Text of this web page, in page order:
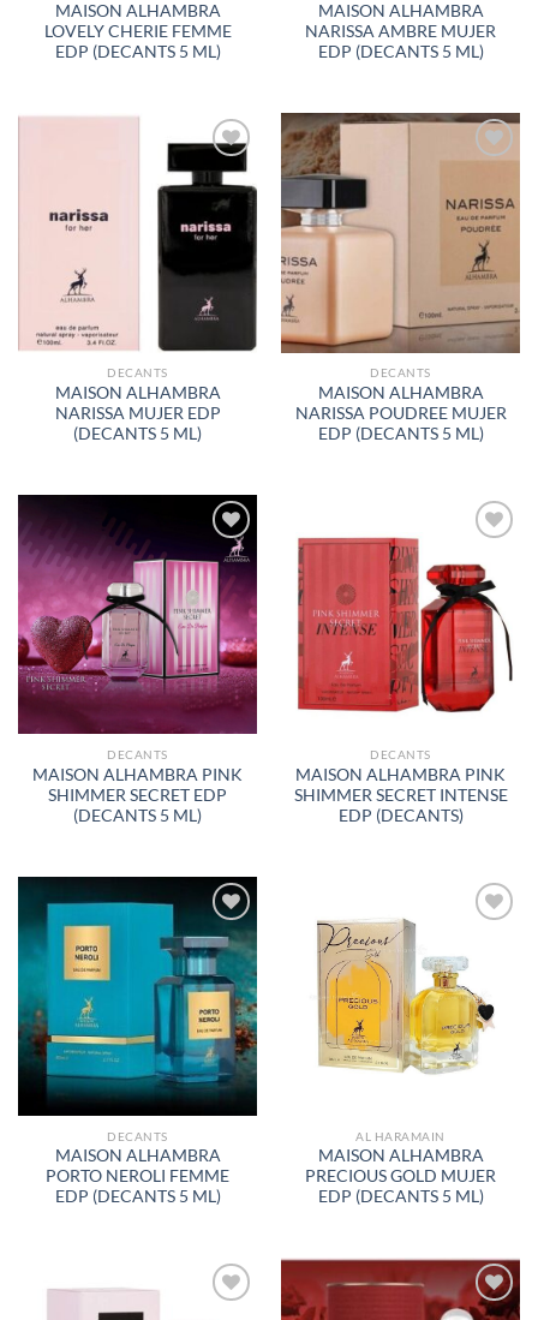
MAISON ALHAMBRA
LOVELY CHERIE FEMME
EDP (DECANTS 5 ML)
MAISON ALHAMBRA
NARISSA AMBRE MUJER
EDP (DECANTS 5 ML)
AÑADIR
LISTA
DE
DECANTS
MAISON ALHAMBRA
NARISSA MUJER EDP
(DECANTS 5 ML)
A LA
LISTA
DE
DESEOS
DECANTS
MAISON ALHAMBRA
NARISSA POUDREE MUJER
EDP (DECANTS 5 ML)
AÑADIR
LISTA
DE
DESEOS
DECANTS
MAISON ALHAMBRA PINK
SHIMMER SECRET EDP
(DECANTS 5 ML)
A LA
LISTA
DESEOS
DECANTS
MAISON ALHAMBRA PINK
SHIMMER SECRET INTENSE
EDP (DECANTS)
AÑADIR
A LA
LISTA
DESEOS
DECANTS
MAISON ALHAMBRA
PORTO NEROLI FEMME
EDP (DECANTS 5 ML)
A LA
LISTA
DE
DESEOS
AL HARAMAIN
MAISON ALHAMBRA
PRECIOUS GOLD MUJER
EDP (DECANTS 5 ML)